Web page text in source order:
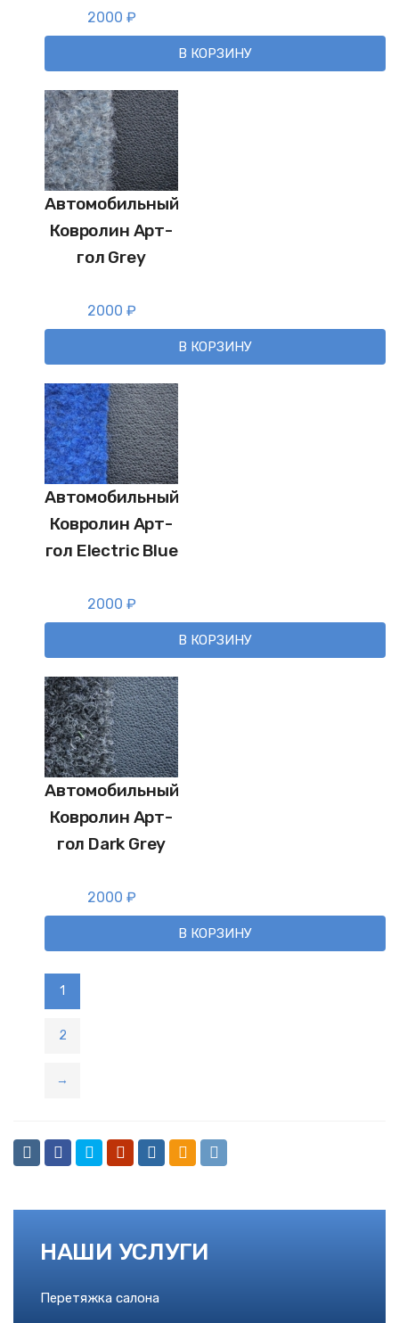
2000 ₽
В КОРЗИНУ
Автомобильный
Ковролин Арт-
гол Grey
2000 ₽
В КОРЗИНУ
Автомобильный
Ковролин Арт-
гол Electric Blue
2000 ₽
В КОРЗИНУ
Автомобильный
Ковролин Арт-
гол Dark Grey
2000 ₽
В КОРЗИНУ
1
2
→
НАШИ УСЛУГИ
Перетяжка салона